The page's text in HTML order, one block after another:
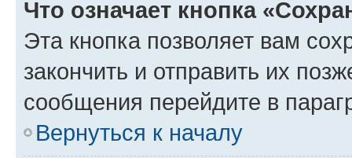
Что означает кнопка
Эта кнопка позволяет вам
закончить и отправить их
сообщения перейдите в
Вернуться к началу